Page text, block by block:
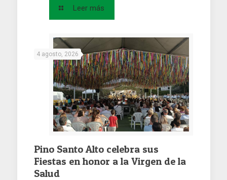
Leer más
4 agosto, 2026
Pino Santo Alto celebra sus
Fiestas en honor a la Virgen de la
Salud